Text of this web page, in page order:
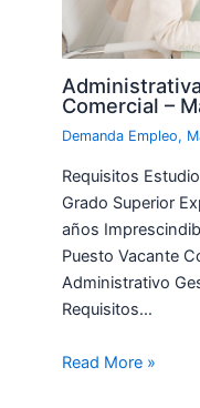
Comercial –
Demanda Empleo,
Requisitos
Grado Superior
años
Puesto Vacante
Administrativo
Requisitos…
Read More »